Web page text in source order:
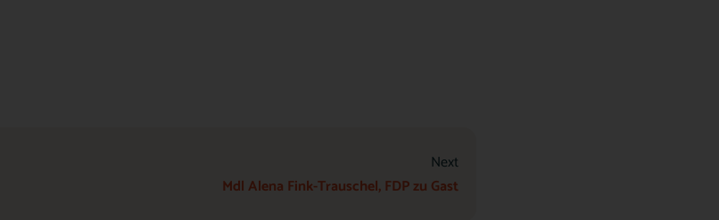
Next
Mdl Alena Fink-Trauschel, FDP zu Gast